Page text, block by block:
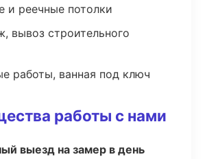
и реечные потолки
вывоз строительного
работы, ванная под ключ
работы с нами
выезд на замер в день